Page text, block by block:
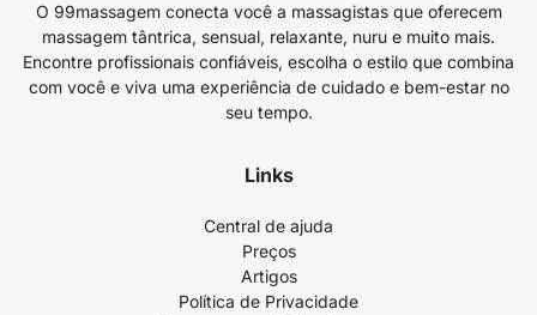
O 99massagem conecta você a massagistas que oferecem
massagem tântrica, sensual, relaxante, nuru e muito mais.
Encontre profissionais confiáveis, escolha o estilo que combina
com você e viva uma experiência de cuidado e bem-estar no
seu tempo.
Links
Central de ajuda
Preços
Artigos
Política de Privacidade